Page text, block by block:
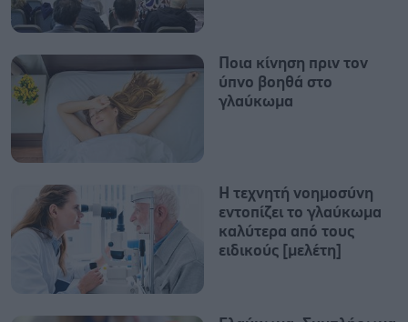
Ποια κίνηση πριν τον
ύπνο βοηθά στο
γλαύκωμα
Η τεχνητή νοημοσύνη
εντοπίζει το γλαύκωμα
καλύτερα από τους
ειδικούς [μελέτη]